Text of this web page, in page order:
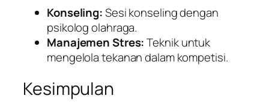
Konseling:Sesi konseling dengan
psikolog olahraga.
Manajemen Stres:Teknik untuk
mengelola tekanan dalam kompetisi.
Kesimpulan